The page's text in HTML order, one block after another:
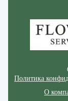
Политика
О